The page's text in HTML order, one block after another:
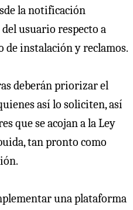
la notificación
usuario respecto a
de instalación y reclamos.
deberán priorizar el
así lo soliciten, así
que se acojan a la Ley
tan pronto como
una plataforma